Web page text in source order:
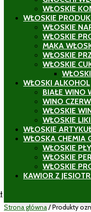
WŁOSKIE
WŁOSKIE
WŁOSKIE
WŁOSKIE
MĄKA
WŁOSKIE
WŁOSKIE
WŁOSKI ALKOHOL
BIAŁE WINO
WINO
WŁOSKIE
WŁOSKIE
WŁOSKIE
WŁOSKA CHEMIA
WŁOSKIE
WŁOSKIE
WŁOSKIE
KAWIOR Z
Strona główna/ Produkty